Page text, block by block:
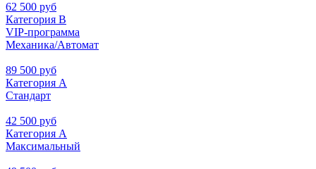
62 500 руб
Категория В
VIP-программа
Механика/Автомат
89 500 руб
Категория А
Стандарт
42 500 руб
Категория А
Максимальный